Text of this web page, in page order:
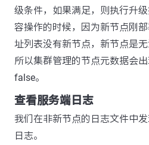
级条件，如果满足，则执行升
容操作的时候，因为新节点刚
址列表没有新节点，新节点是无
所以集群管理的节点元数据会
false。
查看服务端日志
我们在非新节点的日志文件中
日志。